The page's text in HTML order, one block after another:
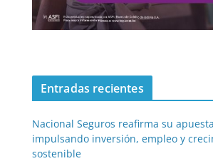
Entradas recientes
Nacional Seguros reafirma su
impulsando inversión, empleo y
sostenible